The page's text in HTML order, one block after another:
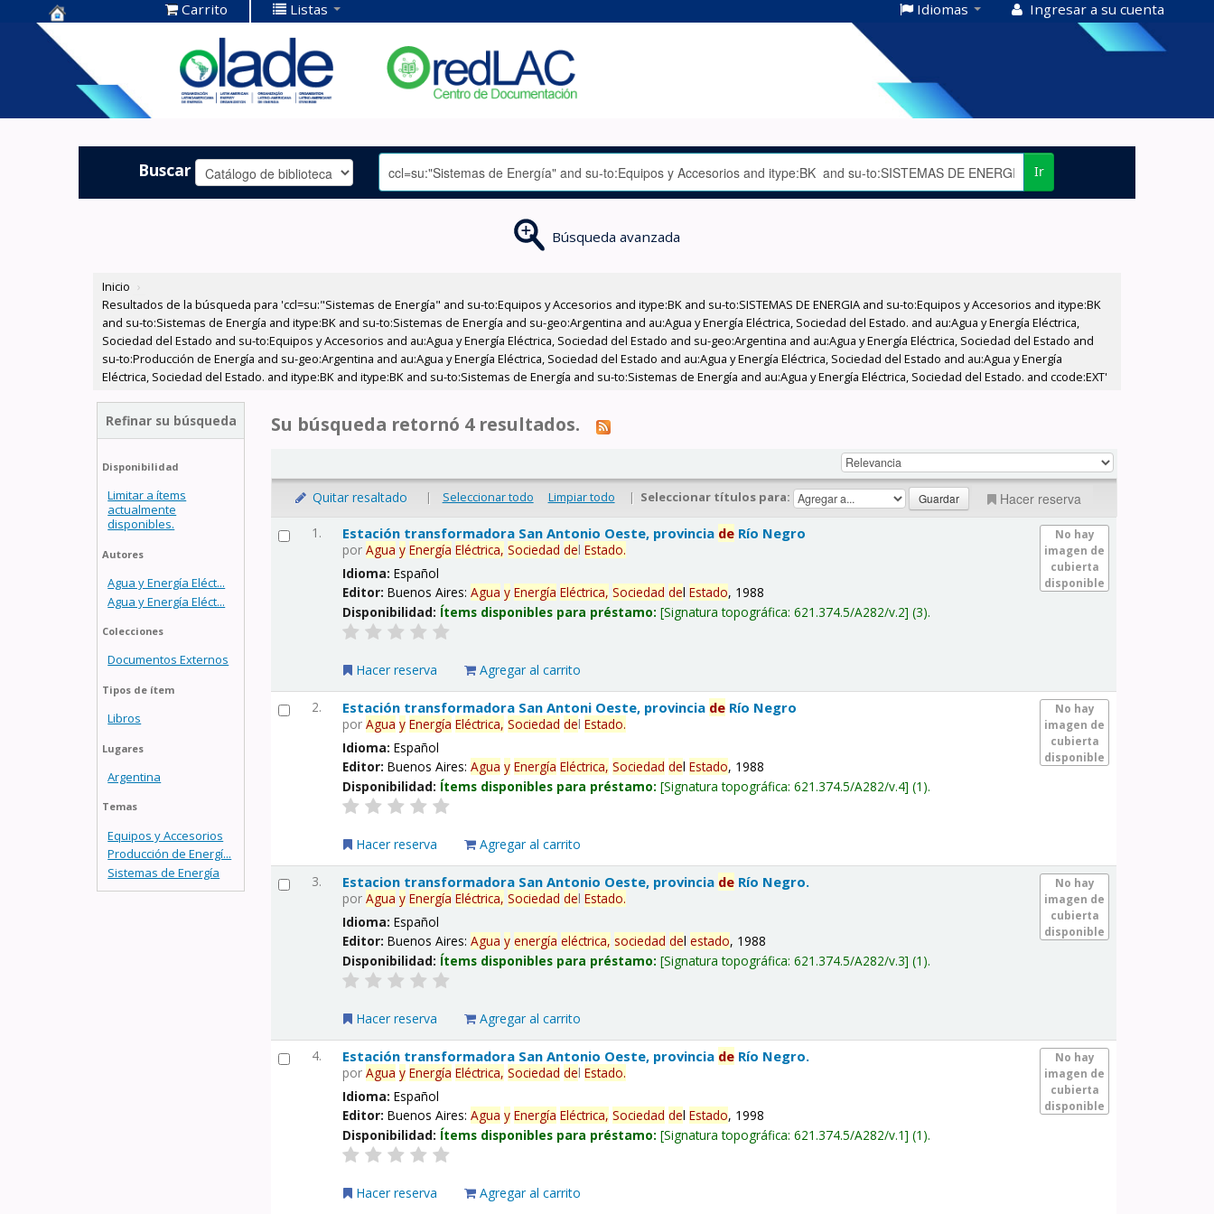
Centro de
Documentación
OLADE -
Carrito Listas Idiomas Ingresar a su cuenta
Buscar Ir
Búsqueda avanzada
Inicio ›
Resultados de la búsqueda para 'ccl=su:"Sistemas de Energía" and su-to:Equipos y Accesorios and itype:BK and su-to:SISTEMAS DE ENERGIA and su-to:Equipos y Accesorios and itype:BK
and su-to:Sistemas de Energía and itype:BK and su-to:Sistemas de Energía and su-geo:Argentina and au:Agua y Energía Eléctrica, Sociedad del Estado. and au:Agua y Energía Eléctrica,
Sociedad del Estado and su-to:Equipos y Accesorios and au:Agua y Energía Eléctrica, Sociedad del Estado and su-geo:Argentina and au:Agua y Energía Eléctrica, Sociedad del Estado and
su-to:Producción de Energía and su-geo:Argentina and au:Agua y Energía Eléctrica, Sociedad del Estado and au:Agua y Energía Eléctrica, Sociedad del Estado and au:Agua y Energía
Eléctrica, Sociedad del Estado. and itype:BK and itype:BK and su-to:Sistemas de Energía and su-to:Sistemas de Energía and au:Agua y Energía Eléctrica, Sociedad del Estado. and ccode:EXT'
Refinar su búsqueda
Disponibilidad
Limitar a ítems
actualmente
disponibles.
Autores
Agua y Energía Eléct...
Agua y Energía Eléct...
Colecciones
Documentos Externos
Tipos de ítem
Libros
Lugares
Argentina
Temas
Equipos y Accesorios
Producción de Energí...
Sistemas de Energía
Su búsqueda retornó 4 resultados.
Quitar resaltado | Seleccionar todo Limpiar todo | Seleccionar títulos para: Hacer reserva
1.
No hay
imagen de
cubierta
disponible
Estación transformadora San Antonio Oeste, provincia de Río Negro
porAgua y Energía Eléctrica, Sociedad delEstado.
Idioma:Español
Editor:Buenos Aires:Agua y Energía Eléctrica, Sociedad delEstado, 1988
Disponibilidad: Ítems disponibles para préstamo: Signatura topográfica:621.374.5/A282/v.2 (3).
Hacer reserva Agregar al carrito
2.
No hay
imagen de
cubierta
disponible
Estación transformadora San Antoni Oeste, provincia de Río Negro
porAgua y Energía Eléctrica, Sociedad delEstado.
Idioma:Español
Editor:Buenos Aires:Agua y Energía Eléctrica, Sociedad delEstado, 1988
Disponibilidad: Ítems disponibles para préstamo: Signatura topográfica:621.374.5/A282/v.4 (1).
Hacer reserva Agregar al carrito
3.
No hay
imagen de
cubierta
disponible
Estacion transformadora San Antonio Oeste, provincia de Río Negro.
porAgua y Energía Eléctrica, Sociedad delEstado.
Idioma:Español
Editor:Buenos Aires:Agua y energía eléctrica, sociedad delestado, 1988
Disponibilidad: Ítems disponibles para préstamo: Signatura topográfica:621.374.5/A282/v.3 (1).
Hacer reserva Agregar al carrito
4.
No hay
imagen de
cubierta
disponible
Estación transformadora San Antonio Oeste, provincia de Río Negro.
porAgua y Energía Eléctrica, Sociedad delEstado.
Idioma:Español
Editor:Buenos Aires:Agua y Energía Eléctrica, Sociedad delEstado, 1998
Disponibilidad: Ítems disponibles para préstamo: Signatura topográfica:621.374.5/A282/v.1 (1).
Hacer reserva Agregar al carrito